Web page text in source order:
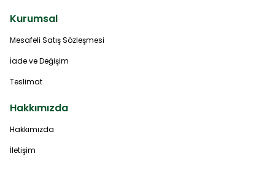
Kurumsal
Mesafeli Satış Sözleşmesi
İade ve Değişim
Teslimat
Hakkımızda
Hakkımızda
İletişim